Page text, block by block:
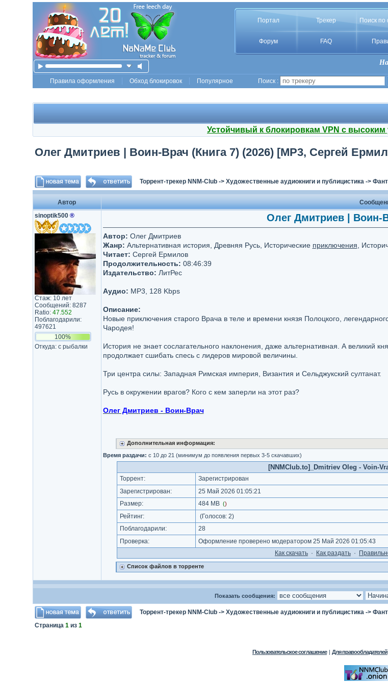
Портал Трекер Поиск
Форум FAQ
Правила оформления Обход блокировок Популярное Поиск :
Устойчивый к блокировкам VPN с
Олег Дмитриев | Воин-Врач (Книга 7) (2026) [MP3, Сергей
Торрент-трекер NNM-Club-> Художественные аудиокниги и публицистика->
Автор
sinoptik500 ®
Стаж: 10 лет
Сообщений: 8287
Ratio: 47.552
Поблагодарили:
497621
100%
Откуда: с рыбалки
Олег Дмитриев | Воин-
Автор: Олег Дмитриев
Жанр: Альтернативная история, Древняя Русь, Исторические приключения ,
Читает: Сергей Ермилов
Продолжительность: 08:46:39
Издательство: ЛитРес
Аудио: MP3, 128 Kbps
Описание:
Новые приключения старого Врача в теле и времени князя Полоцкого,
Чародея!
История не знает сослагательного наклонения, даже альтернативная. А великий
продолжает сшибать спесь с лидеров мировой величины.
Три центра силы: Западная Римская империя, Византия и Сельджукский султанат.
Русь в окружении врагов? Кого с кем заперли на этот раз?
Олег Дмитриев - Воин-Врач
Дополнительная информация:
Время раздачи: с 10 до 21 (минимум до появления первых 3-5 скачавших)
[NNMClub.to]_Dmitriev Oleg - Voin-
Торрент: Зарегистрирован
Зарегистрирован:
25 Май 2026 01:05:21
Размер:
484 MB ()
Рейтинг: (Голосов: 2)
Поблагодарили:
28
Проверка:
Оформление проверено модератором 25 Май 2026 01:05:43
Как cкачать · Как раздать ·
Список файлов в торренте
Показать сообщения:
Торрент-трекер NNM-Club-> Художественные аудиокниги и публицистика->
Страница 1из 1
Пользовательское соглашение | Для правообладателей